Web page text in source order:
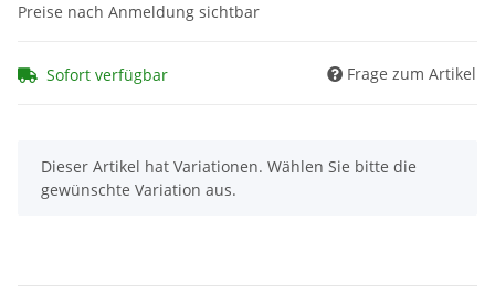
Preise nach Anmeldung sichtbar
Sofort verfügbar Frage zum Artikel
x
Dieser Artikel hat Variationen. Wählen Sie bitte die
gewünschte Variation aus.